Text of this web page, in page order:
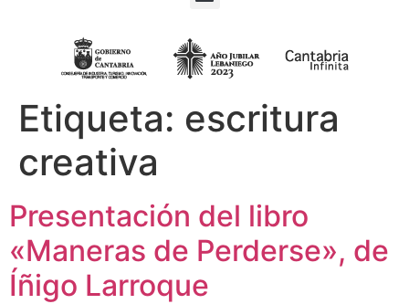
Etiqueta: escritura
creativa
Presentación del libro
«Maneras de Perderse», de
Íñigo Larroque